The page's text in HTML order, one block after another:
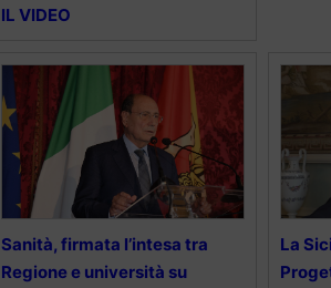
IL VIDEO
Sanità, firmata l’intesa tra
Regione e università su
La